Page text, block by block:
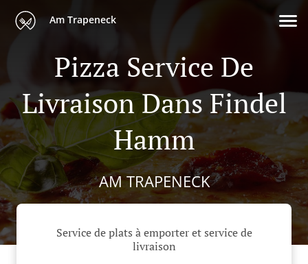
Am Trapeneck
Pizza Service De
Livraison Dans Findel
Hamm
AM TRAPENECK
Service de plats à emporter et service de
livraison